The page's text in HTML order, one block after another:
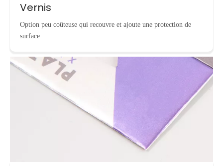
Vernis
Option peu coûteuse qui recouvre et ajoute une protection de
surface